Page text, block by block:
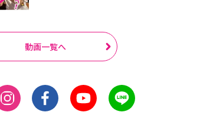
動画一覧へ